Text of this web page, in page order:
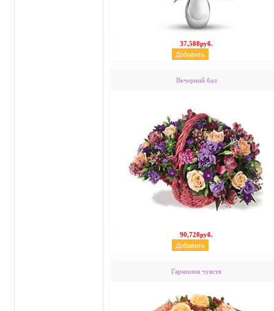
37,588руб.
Вечерний бал
90,728руб.
Гармония чувств